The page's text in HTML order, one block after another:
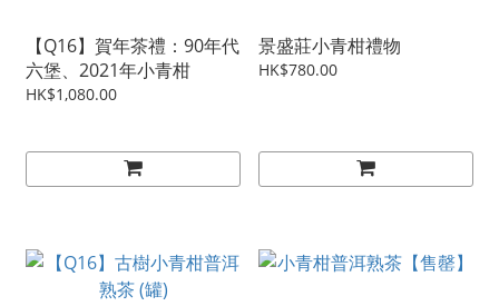
【Q16】賀年茶禮：90年代
六堡、2021年小青柑
HK$1,080.00
景盛莊小青柑禮物
HK$780.00